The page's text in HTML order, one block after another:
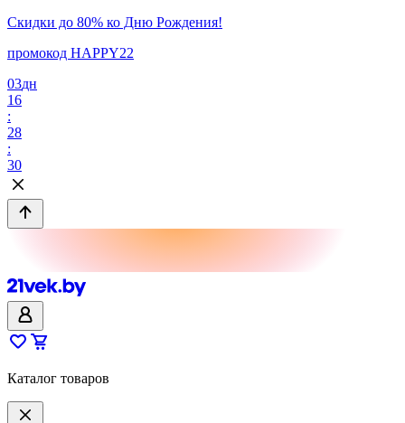
Скидки до 80% ко Дню Рождения!
промокод HAPPY22
03дн
16
:
28
:
30
Каталог товаров